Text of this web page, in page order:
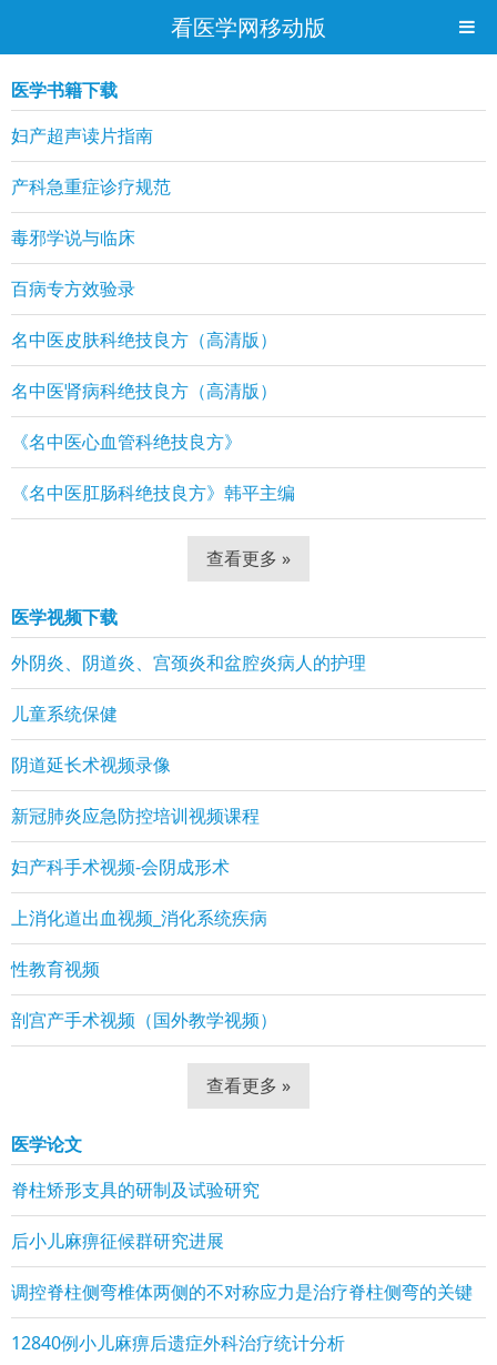
看医学网移动版
医学书籍下载
妇产超声读片指南
产科急重症诊疗规范
毒邪学说与临床
百病专方效验录
名中医皮肤科绝技良方（高清版）
名中医肾病科绝技良方（高清版）
《名中医心血管科绝技良方》
《名中医肛肠科绝技良方》韩平主编
查看更多 »
医学视频下载
外阴炎、阴道炎、宫颈炎和盆腔炎病人的护理
儿童系统保健
阴道延长术视频录像
新冠肺炎应急防控培训视频课程
妇产科手术视频-会阴成形术
上消化道出血视频_消化系统疾病
性教育视频
剖宫产手术视频（国外教学视频）
查看更多 »
医学论文
脊柱矫形支具的研制及试验研究
后小儿麻痹征候群研究进展
调控脊柱侧弯椎体两侧的不对称应力是治疗脊柱侧弯的关键
12840例小儿麻痹后遗症外科治疗统计分析